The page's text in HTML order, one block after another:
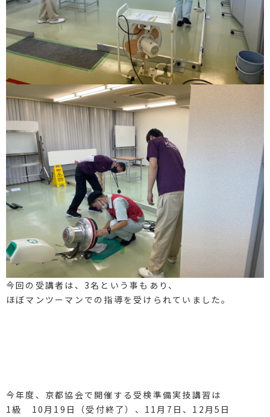
今回の受講者は、3名という事もあり、
ほぼマンツーマンでの指導を受けられていました。
今年度、京都協会で開催する受検準備実技講習は
1級 10月19日（受付終了）、11月7日、12月5日